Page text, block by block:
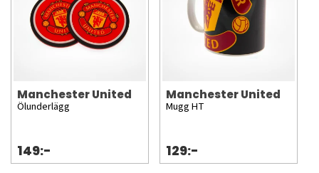
Manchester United
Ölunderlägg
149:-
Manchester United
Mugg HT
129:-